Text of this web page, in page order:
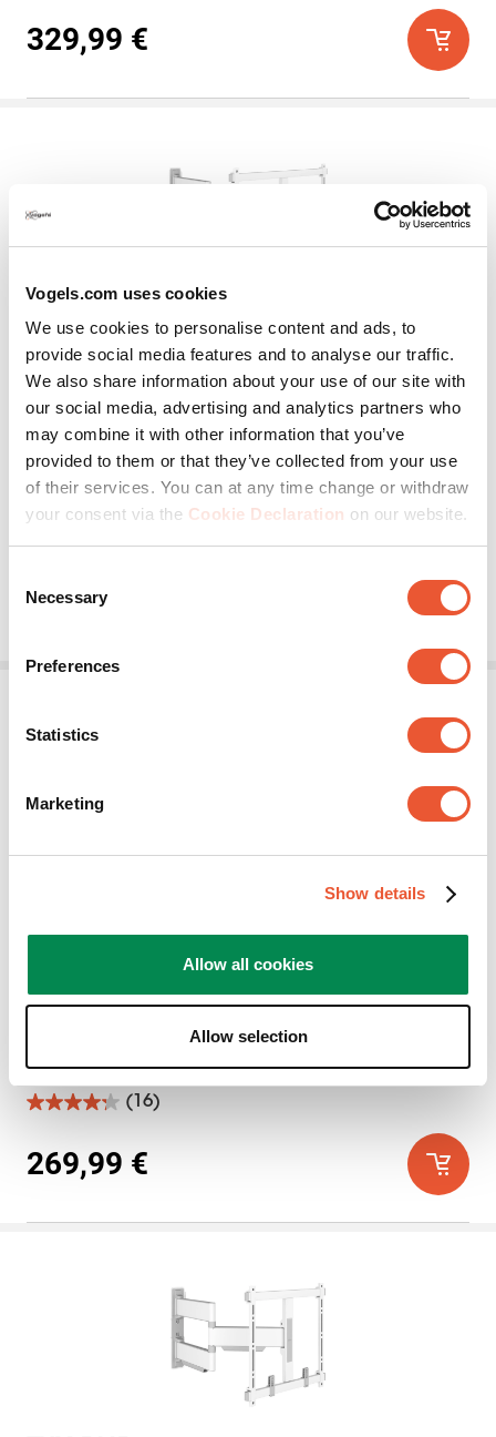
Vogels.com uses cookies
We use cookies to personalise content and ads, to
provide social media features and to analyse our traffic.
We also share information about your use of our site with
our social media, advertising and analytics partners who
may combine it with other information that you’ve
provided to them or that they’ve collected from your use
of their services. You can at any time change or withdraw
your consent via the Cookie Declaration on our website.
Selection
Necessary
Preferences
Statistics
Marketing
Show details
Allow all cookies
Allow selection
5
estrellas.
reseñas
329,99 €
TVM 5645
Soporte TV Giratorio
Televisores grandes Ultrafino
4.3
5
reseñas
329,99 €
Soporte TV Giratorio Negro
°
(16)
4.3
5
estrellas.
reseñas
269,99 €